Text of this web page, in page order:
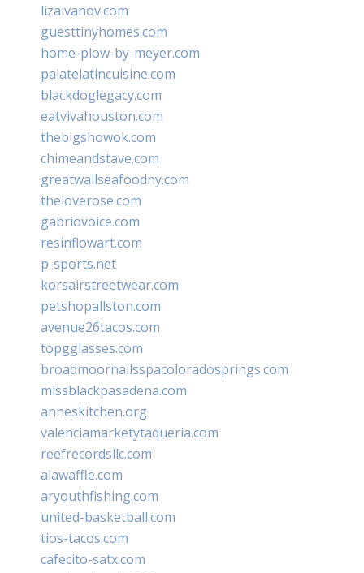
lizaivanov.com
guesttinyhomes.com
home-plow-by-meyer.com
palatelatincuisine.com
blackdoglegacy.com
eatvivahouston.com
thebigshowok.com
chimeandstave.com
greatwallseafoodny.com
theloverose.com
gabriovoice.com
resinflowart.com
p-sports.net
korsairstreetwear.com
petshopallston.com
avenue26tacos.com
topgglasses.com
broadmoornailsspacoloradosprings.com
missblackpasadena.com
anneskitchen.org
valenciamarketytaqueria.com
reefrecordsllc.com
alawaffle.com
aryouthfishing.com
united-basketball.com
tios-tacos.com
cafecito-satx.com